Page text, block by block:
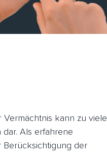
kann zu viele
Als erfahrene
Berücksichtigung der